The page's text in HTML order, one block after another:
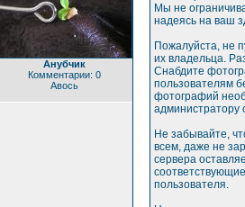
Анубчик
Комментарии: 0
Авось
Мы не
надеясь на ваш
Пожалуйста, не
их владельца.
Снабдите
пользователям
фотографий
администратору
Не забывайте,
всем, даже не
сервера
пользователя.